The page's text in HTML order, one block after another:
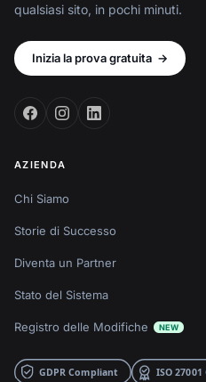
qualsiasi sito, in pochi minuti.
Inizia la prova gratuita →
AZIENDA
Chi Siamo
Storie di Successo
Diventa un Partner
Stato del Sistema
Registro delle Modifiche NEW